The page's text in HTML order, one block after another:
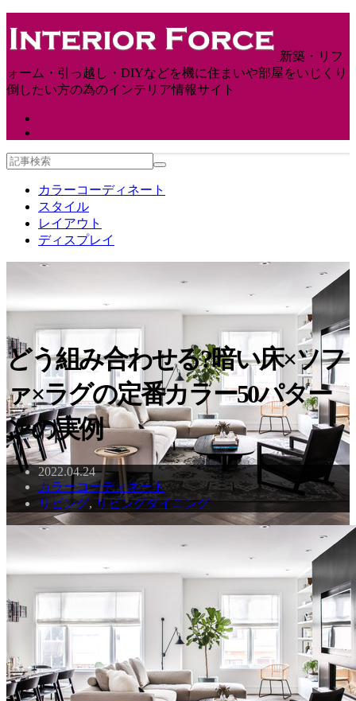
新築・リフ
ォーム・引っ越し・DIYなどを機に住まいや部屋をいじくり
倒したい方の為のインテリア情報サイト
カラーコーディネート
スタイル
レイアウト
ディスプレイ
どう組み合わせる?暗い床×ソフ
ァ×ラグの定番カラー50パター
ンの実例
2022.04.24
カラーコーディネート
リビング,リビングダイニング